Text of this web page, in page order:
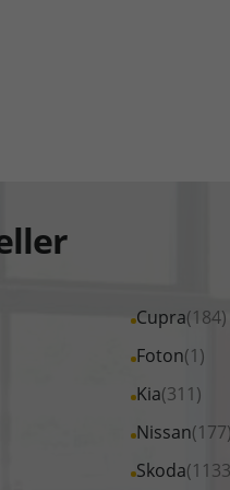
Cupra(184)
Alle
Fahrzeuge
Cupra
anzeigen
Foton(1)
Alle
Fahrzeuge
Foton
anzeigen
Kia(311)
Alle
Fahrzeuge
Kia
Nissan(177)
Alle
Fahrzeuge
Skoda
Alle